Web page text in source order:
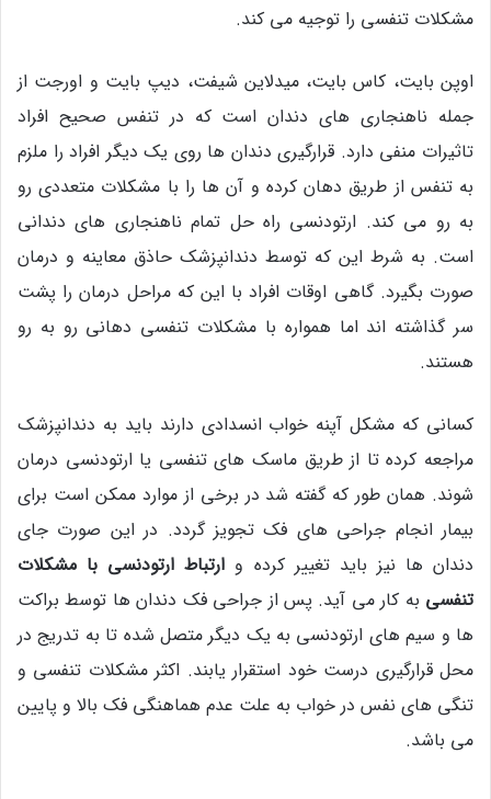
مشکلات تنفسی را توجیه می کند.
اوپن بایت، کاس بایت، میدلاین شیفت، دیپ بایت و اورجت از
جمله ناهنجاری های دندان است که در تنفس صحیح افراد
تاثیرات منفی دارد. قرارگیری دندان ها روی یک دیگر افراد را ملزم
به تنفس از طریق دهان کرده و آن ها را با مشکلات متعددی رو
به رو می کند. ارتودنسی راه حل تمام ناهنجاری های دندانی
است. به شرط این که توسط دندانپزشک حاذق معاینه و درمان
صورت بگیرد. گاهی اوقات افراد با این که مراحل درمان را پشت
سر گذاشته اند اما همواره با مشکلات تنفسی دهانی رو به رو
هستند.
کسانی که مشکل آپنه خواب انسدادی دارند باید به دندانپزشک
مراجعه کرده تا از طریق ماسک های تنفسی یا ارتودنسی درمان
شوند. همان طور که گفته شد در برخی از موارد ممکن است برای
بیمار انجام جراحی های فک تجویز گردد. در این صورت جای
دندان ها نیز باید تغییر کرده و ارتباط ارتودنسی با مشکلات
تنفسی به کار می آید. پس از جراحی فک دندان ها توسط براکت
ها و سیم های ارتودنسی به یک دیگر متصل شده تا به تدریج در
محل قرارگیری درست خود استقرار یابند. اکثر مشکلات تنفسی و
تنگی های نفس در خواب به علت عدم هماهنگی فک بالا و پایین
می باشد.